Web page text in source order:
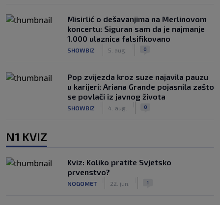
Misirlić o dešavanjima na Merlinovom
koncertu: Siguran sam da je najmanje
1.000 ulaznica falsifikovano
SHOWBIZ 5. aug. 0
Pop zvijezda kroz suze najavila pauzu
u karijeri: Ariana Grande pojasnila zašto
se povlači iz javnog života
SHOWBIZ 4. aug. 0
N1 KVIZ
Kviz: Koliko pratite Svjetsko
prvenstvo?
NOGOMET 22. jun. 1